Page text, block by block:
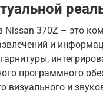
Nissan 370Z – это
и
программного
визуального и